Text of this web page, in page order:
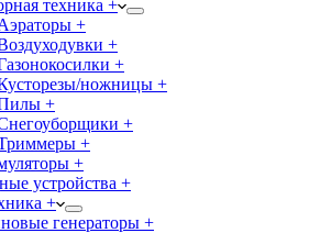
техника +
+
+
+
ножницы +
+
+
+
+
устройства +
+
генераторы +